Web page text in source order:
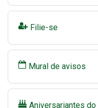
Filie-se
Mural de avisos
Aniversariantes do